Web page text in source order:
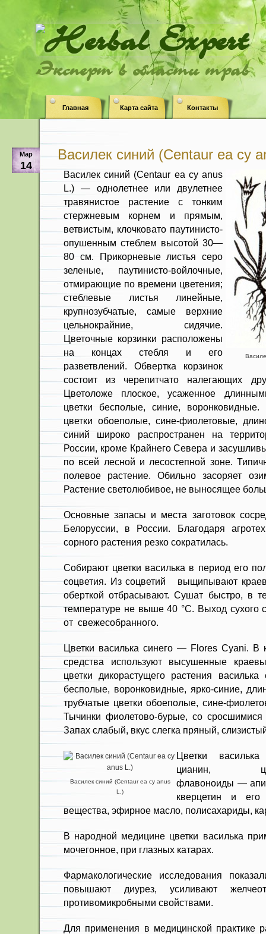
Эксперт в области трав
Главная Карта сайта Контакты
Мар
14
Василек синий (Centaur ea су
Василек синий (Centaur ea су anus
L.) — однолетнее или двулетнее
травянистое растение с тонким
стержневым корнем и прямым,
ветвистым, клочковато паутинисто-
опушенным стеблем высотой 30—
80 см. Прикорневые листья серо
зеленые, паутинисто-войлочные,
отми­рающие по времени цветения;
стебле­вые листья линейные,
крупнозубчатые, самые верхние
цельнокрайние, сидячие.
Цветочные корзинки расположены
на концах стебля и его
разветвлений. Обвертка корзинок
состоит из черепитчато налегающих
Цветоложе плоское, усаженное
цветки бесполые, синие, воронковидные.
цветки обоеполые, сине-фиолетовые,
синий широко распространен на
России, кроме Крайнего Севера и
по всей лесной и лесостепной зоне.
полевое расте­ние. Обильно засоряет
Растение светолюбивое, не выносящее
Основные запасы и места загото­вок
Бело­руссии, в России. Благодаря
сорного расте­ния резко сократилась.
Собирают цветки василька в пе­риод его
соцветия. Из соцветий выщипывают
оберткой отбрасывают. Сушат быстро, в
температуре не выше 40 °С. Выход
от свежесобранного.
Цветки василька синего — Flores Cyani. В
средства используют высушенные
цветки дикорасту­щего растения
бесполые, воронковидные, ярко-синие,
трубчатые цветки обоеполые, сине-
Тычин­ки фиолетово-бурые, со сросшимися
Запах слабый, вкус слегка пряный,
Василек синий (Centaur ea су anus
L.)
Цветки
цианин,
флавоноиды —
кверцетин и его
вещества, эфирное масло, полисахариды,
В народной медицине цветки ва­силька
мочегонное, при глазных катарах.
Фармакологические исследования
повы­шают диурез, усиливают
противомикробными свойствами.
Для применения в медицинской практике